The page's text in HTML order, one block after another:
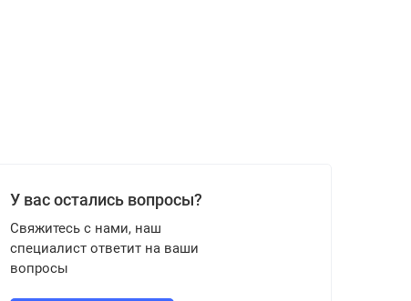
У вас остались вопросы?
Свяжитесь с нами, наш
специалист ответит на ваши
вопросы